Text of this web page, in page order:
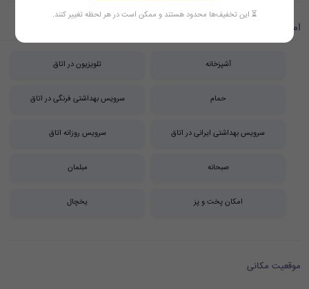
امکانات اتاق ها
آشپزخانه تلویزیون در اتاق
حمام سرویس بهداشتی فرنگی در اتاق
سرویس بهداشتی ایرانی در اتاق سرویس روزانه اتاق
صبحانه مبلمان
امکان پخت و پز یخچال
موقعیت مکانی
⏳ این تخفیف‌ها محدود هستند و ممکن است در هر لحظه تغییر کنند.